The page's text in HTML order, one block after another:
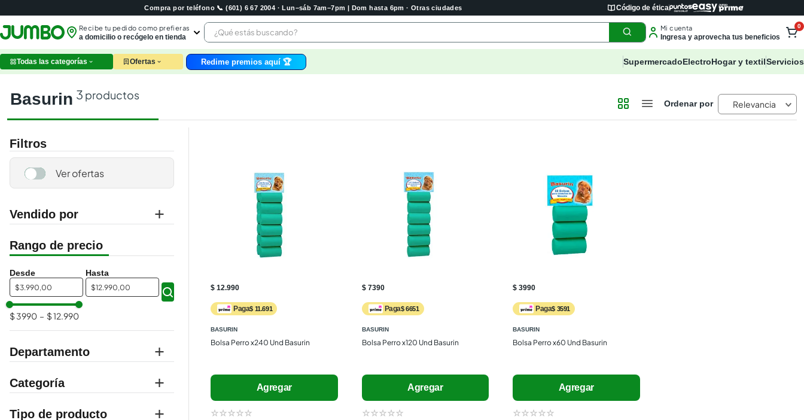
Compra por teléfono 📞 (601) 6 67 2004 · Lun–sáb 7am–7pm | Dom hasta 6pm · Otras ciudades Código de ética
Recibe tu pedido como prefieras
a domicilio o recógelo en tienda
¿Qué estás buscando? Mi cuenta
Ingresa y aprovecha tus beneficios
0
Todas las categorías Ofertas Redime premios aquí 🏆 SupermercadoElectroHogar y textilServicios
basurin 3 productos
Relevancia
Filtros
Departamento
mascotas
Categoría
perros
Vendido por
jumbo
$ $
$ 3990 – $ 12.990
$ 12.990
Paga$ 11.691
BASURIN
Bolsa Perro x240 Und Basurin
Agregar
☆☆☆☆☆
$ 7390
Paga$ 6651
BASURIN
Bolsa Perro x120 Und Basurin
Agregar
☆☆☆☆☆
$ 3990
Paga$ 3591
BASURIN
Bolsa Perro x60 Und Basurin
Agregar
☆☆☆☆☆
leche
queso
pollo
carne